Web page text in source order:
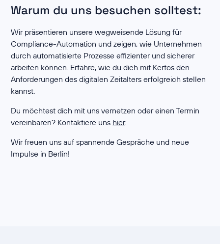
Warum du uns besuchen solltest:
Wir präsentieren unsere wegweisende Lösung für
Compliance-Automation und zeigen, wie Unternehmen
durch automatisierte Prozesse effizienter und sicherer
arbeiten können. Erfahre, wie du dich mit Kertos den
Anforderungen des digitalen Zeitalters erfolgreich stellen
kannst.
Du möchtest dich mit uns vernetzen oder einen Termin
vereinbaren? Kontaktiere uns hier.
Wir freuen uns auf spannende Gespräche und neue
Impulse in Berlin!